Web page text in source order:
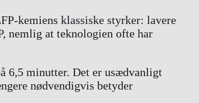
kemiens klassiske styrker: lavere
nemlig at teknologien ofte har
6,5 minutter. Det er usædvanligt
nødvendigvis betyder